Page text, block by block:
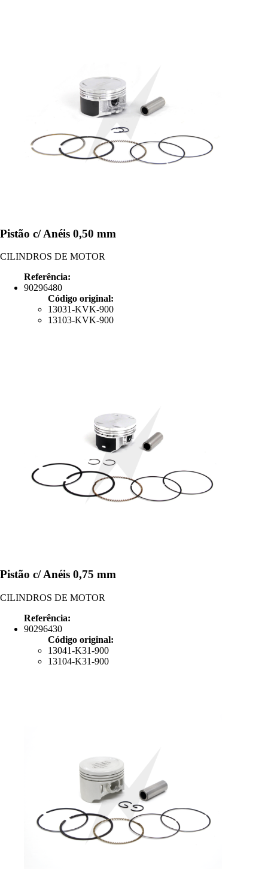
Pistão c/ Anéis 0,50 mm
CILINDROS DE MOTOR
Referência:
90296480
Código original:
13031-KVK-900
13103-KVK-900
Pistão c/ Anéis 0,75 mm
CILINDROS DE MOTOR
Referência:
90296430
Código original:
13041-K31-900
13104-K31-900